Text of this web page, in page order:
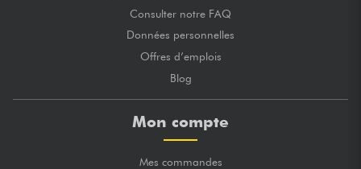
Consulter notre FAQ
Données personnelles
Offres d’emplois
Blog
Mon compte
Mes commandes